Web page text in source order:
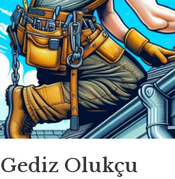
Gediz Olukçu